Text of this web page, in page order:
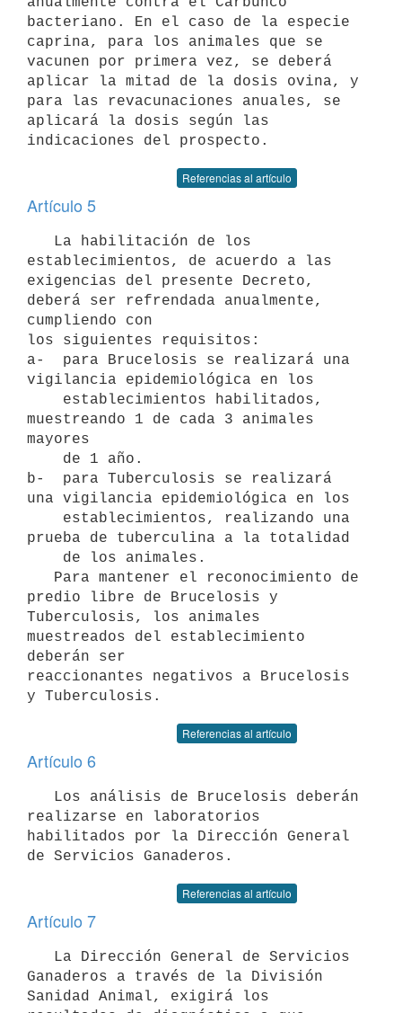
bacteriano. En el caso de la especie
caprina, para los animales que se
vacunen por primera vez, se deberá
aplicar la mitad de la dosis ovina, y
para las revacunaciones anuales, se
aplicará la dosis según las
indicaciones del prospecto.
Referencias al artículo
Artículo 5
establecimientos, de acuerdo a las
exigencias del presente Decreto,
deberá ser refrendada anualmente,
cumpliendo con
los siguientes requisitos:
a-  para Brucelosis se realizará una
vigilancia epidemiológica en los
muestreando 1 de cada 3 animales
mayores
b-  para Tuberculosis se realizará
una vigilancia epidemiológica en los
prueba de tuberculina a la totalidad
predio libre de Brucelosis y
Tuberculosis, los animales
muestreados del establecimiento
deberán ser
reaccionantes negativos a Brucelosis
y Tuberculosis.
Referencias al artículo
Artículo 6
realizarse en laboratorios
habilitados por la Dirección General
de Servicios Ganaderos.
Referencias al artículo
Artículo 7
Ganaderos a través de la División
Sanidad Animal, exigirá los